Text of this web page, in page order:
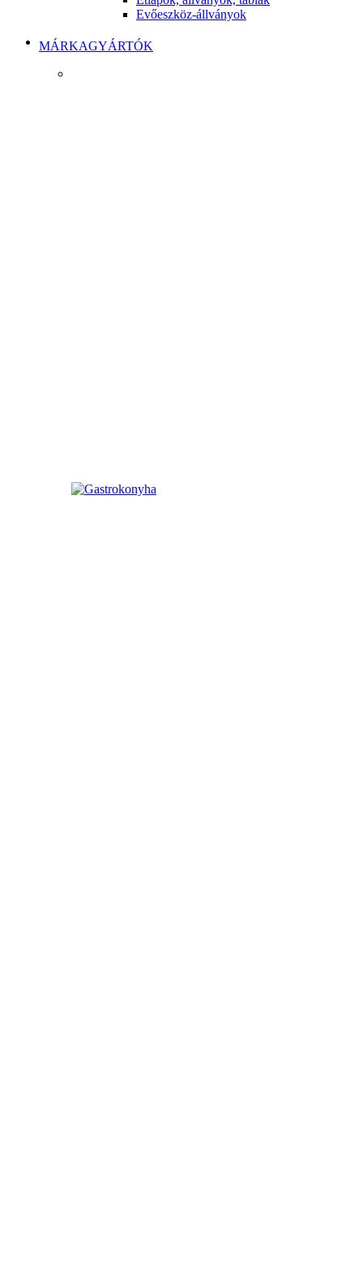
Evőeszköz-állványok
MÁRKAGYÁRTÓK